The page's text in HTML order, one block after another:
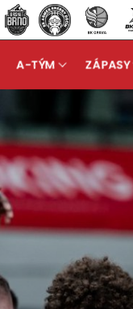
A-TÝM ZÁPASY